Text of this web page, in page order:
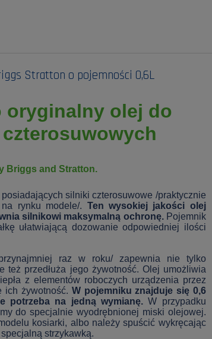
Stratton o pojemności 0,6L
oryginalny olej do
Briggs and Stratton.
silniki czterosuwowe /praktycznie
rynku modele/. Ten wysokiej jakości olej
silnikowi maksymalną ochronę. Pojemnik
ułatwiającą dozowanie odpowiedniej ilości
raz w roku/ zapewnia nie tylko
też przedłuża jego żywotność. Olej umożliwia
z elementów roboczych urządzenia przez
ich żywotność. W pojemniku znajduje się 0,6
potrzeba na jedną wymianę. W przypadku
do specjalnie wyodrębnionej miski olejowej.
kosiarki, albo należy spuścić wykręcając
strzykawką.